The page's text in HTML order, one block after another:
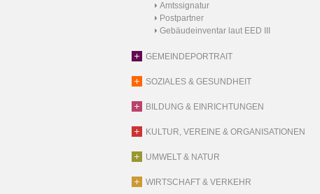
Amtssignatur
Postpartner
Gebäudeinventar laut EED III
GEMEINDEPORTRAIT
SOZIALES & GESUNDHEIT
BILDUNG & EINRICHTUNGEN
KULTUR, VEREINE & ORGANISATIONEN
UMWELT & NATUR
WIRTSCHAFT & VERKEHR